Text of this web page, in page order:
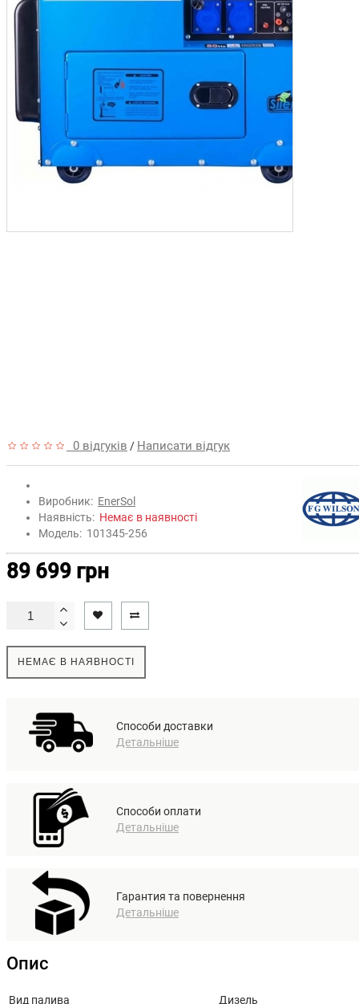
0 відгуків / Написати відгук
Виробник: EnerSol
Наявність: Немає в наявності
Модель: 101345-256
89 699 грн
НЕМАЄ В НАЯВНОСТІ
Способи доставки
Детальніше
Способи оплати
Детальніше
Гарантия та повернення
Детальніше
Опис
Вид палива Дизель